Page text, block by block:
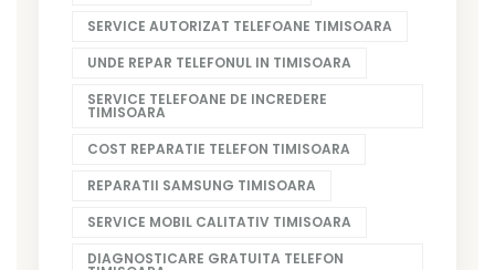
SERVICE AUTORIZAT TELEFOANE TIMISOARA
UNDE REPAR TELEFONUL IN TIMISOARA
SERVICE TELEFOANE DE INCREDERE
TIMISOARA
COST REPARATIE TELEFON TIMISOARA
REPARATII SAMSUNG TIMISOARA
SERVICE MOBIL CALITATIV TIMISOARA
DIAGNOSTICARE GRATUITA TELEFON